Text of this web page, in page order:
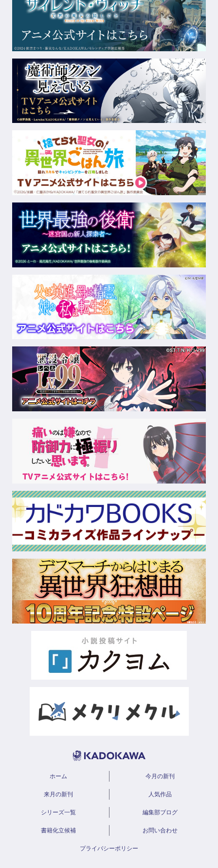
ホーム 今月の新刊
来月の新刊 人気作品
シリーズ一覧 編集部ブログ
書籍化立候補 お問い合わせ
プライバシーポリシー